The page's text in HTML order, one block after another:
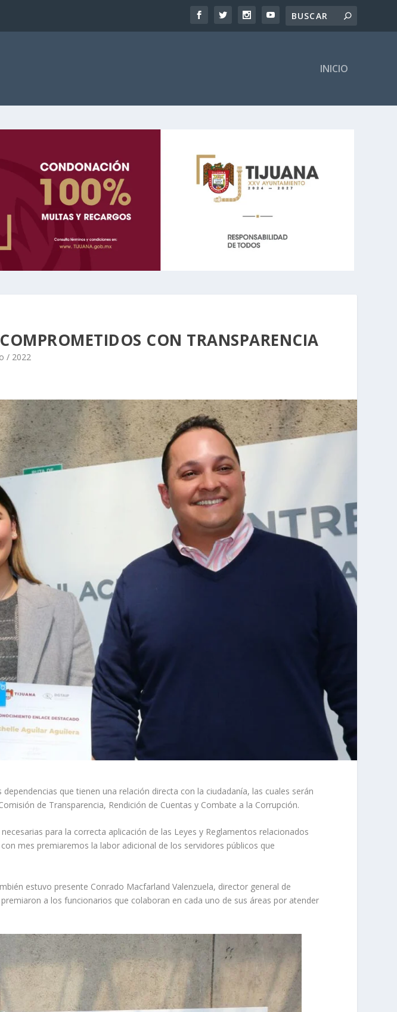
INICIO
CON TRANSPARENCIA
/ 2022
que tienen una relación directa con la ciudadanía, las cuales serán
de Transparencia, Rendición de Cuentas y Combate a la Corrupción.
para la correcta aplicación de las Leyes y Reglamentos relacionados
mes premiaremos la labor adicional de los servidores públicos que
estuvo presente Conrado Macfarland Valenzuela, director general de
a los funcionarios que colaboran en cada uno de sus áreas por atender